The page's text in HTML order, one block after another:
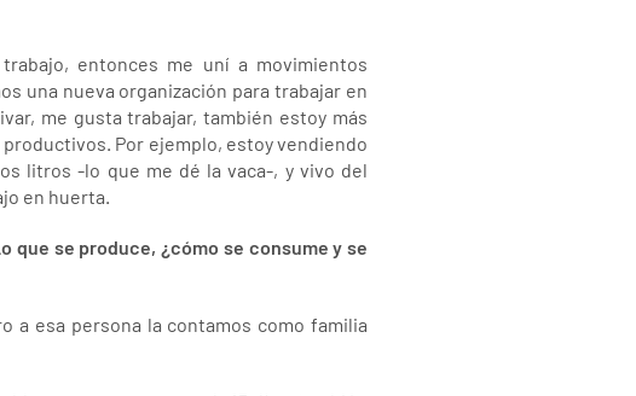
entonces me uní a movimientos
una nueva organización para trabajar en
me gusta trabajar, también estoy más
Por ejemplo, estoy vendiendo
litros -lo que me dé la vaca-, y vivo del
en huerta.
que se produce, ¿cómo se consume y se
a esa persona la contamos como familia